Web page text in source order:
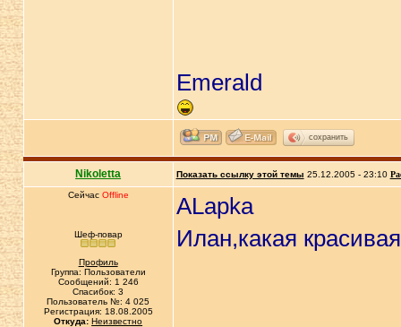
Emerald
сохранить
Nikoletta Показать ссылку этой темы 25.12.2005 - 23:10
Сейчас Offline
Шеф-повар
Профиль
Группа: Пользователи
Сообщений: 1 246
Спасибок: 3
Пользователь №: 4 025
Регистрация: 18.08.2005
Откуда: Неизвестно
ALapka
Илан,какая